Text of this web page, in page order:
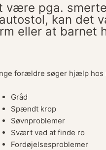
være pga.
kan det
eller at barnet
forældre søger hjælp hos
Gråd
Spændt krop
Søvnproblemer
Svært ved at finde ro
Fordøjelsesproblemer